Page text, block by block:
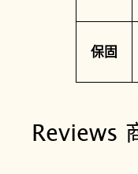
保固
Reviews